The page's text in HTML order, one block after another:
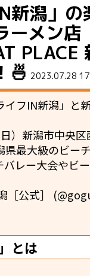
新潟」
メン店
PLACE
🍜 2023.07.28
フIN新潟」と
）新潟市中央
最大級のビー
レー大会やビ
［公式］
とは